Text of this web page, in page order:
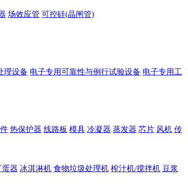
场效应管 可控硅(晶闸管)
理设备 电子专用可靠性与例行试验设备 电子专用工
热保护器 线路板 模具 冷凝器 蒸发器 芯片 风机 传
蛋器 冰淇淋机 食物垃圾处理机 榨汁机/搅拌机 豆浆